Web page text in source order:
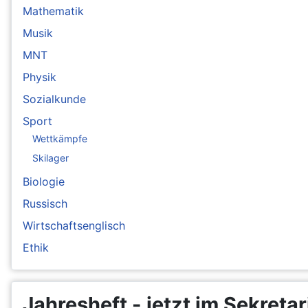
Mathematik
Musik
MNT
Physik
Sozialkunde
Sport
Wettkämpfe
Skilager
Biologie
Russisch
Wirtschaftsenglisch
Ethik